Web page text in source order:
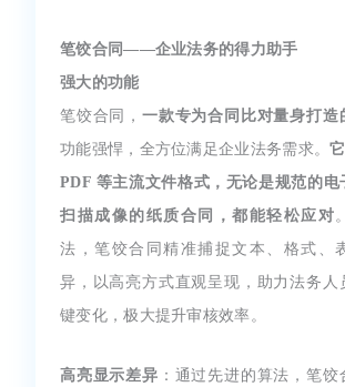
笔饺合同——企业法务的得力助手
强大的功能
笔饺合同，一款专为合同比对量身打造
功能强悍，全方位满足企业法务需求。
PDF 等主流文件格式，无论是规范的电
扫描成像的纸质合同，都能轻松应对
法，笔饺合同精准捕捉文本、格式、
异，以高亮方式直观呈现，助力法务人
键变化，极大提升审核效率。
高亮显示差异 ：通过先进的算法，笔